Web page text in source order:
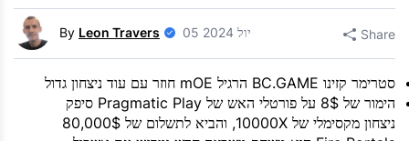
By Leon Travers 05 יול 2024 Share
סטרימר קזינו BC.GAME הרגיל mOE חוזר עם עוד ניצחון גדול
הימור של 8$ על פורטלי האש של Pragmatic Play סיפק
ניצחון מקסימלי של 10000X, והביא לתשלום של 80,000$